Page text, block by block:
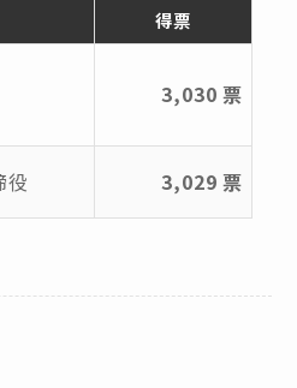
得票
3,030 票
役 3,029 票